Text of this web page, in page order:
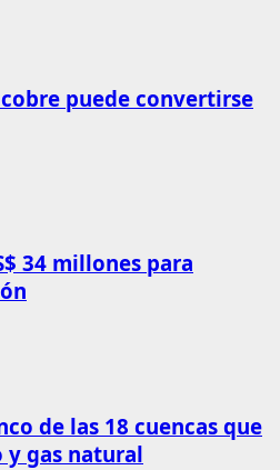
puede convertirse
34 millones para
de las 18 cuencas que
gas natural